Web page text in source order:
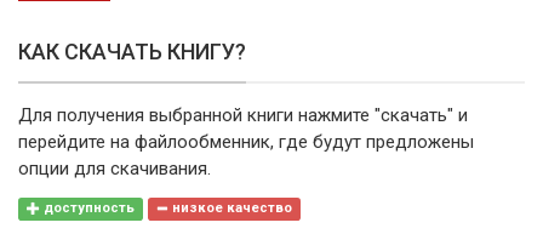
КАК СКАЧАТЬ КНИГУ?
Для получения выбранной книги нажмите "скачать" и
перейдите на файлообменник, где будут предложены
опции для скачивания.
доступность низкое качество